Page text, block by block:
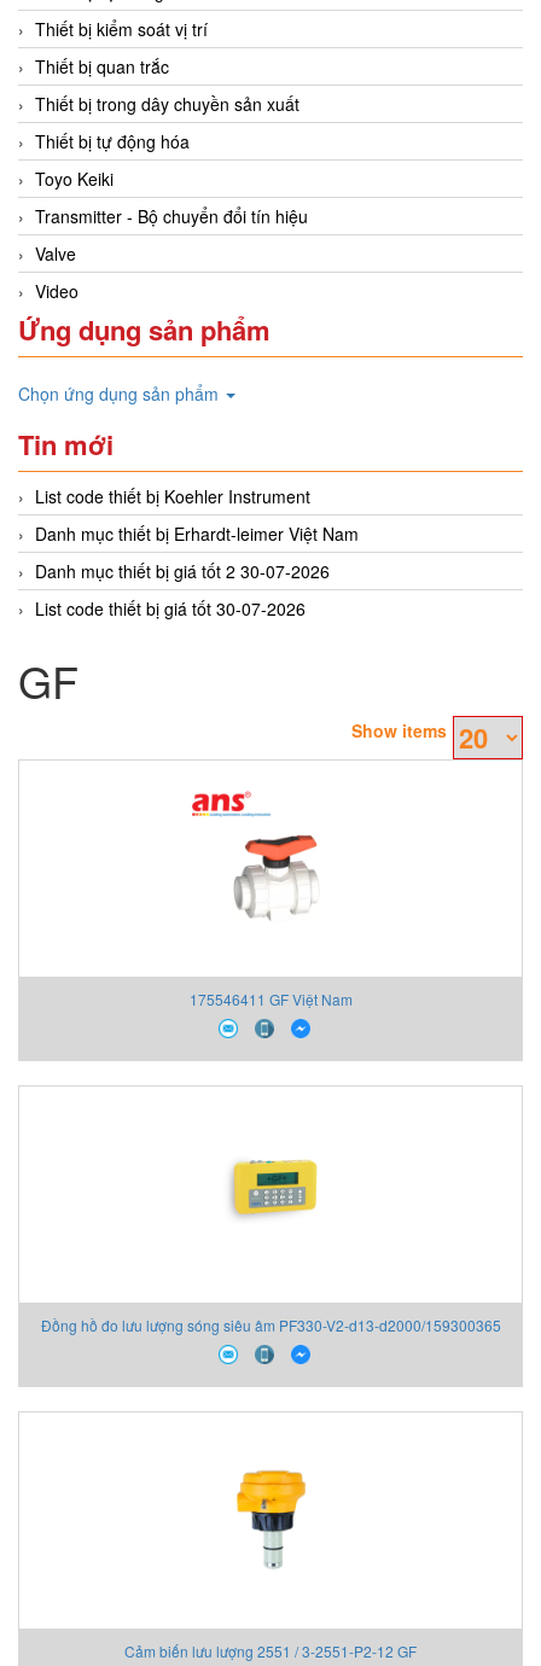
Thiết bị kiểm soát vị trí
Thiết bị quan trắc
Thiết bị trong dây chuyền sản xuất
Thiết bị tự động hóa
Toyo Keiki
Transmitter - Bộ chuyển đổi tín hiệu
Valve
Video
Ứng dụng sản phẩm
Chọn ứng dụng sản phẩm
Tin mới
List code thiết bị Koehler Instrument
Danh mục thiết bị Erhardt-leimer Việt Nam
Danh mục thiết bị giá tốt 2 30-07-2026
List code thiết bị giá tốt 30-07-2026
GF
Show items
175546411 GF Việt Nam
Đồng hồ đo lưu lượng sóng siêu âm PF330-V2-d13-d2000/159300365
GF Signet/Georg Fischer
Cảm biến lưu lượng 2551 / 3-2551-P2-12 GF